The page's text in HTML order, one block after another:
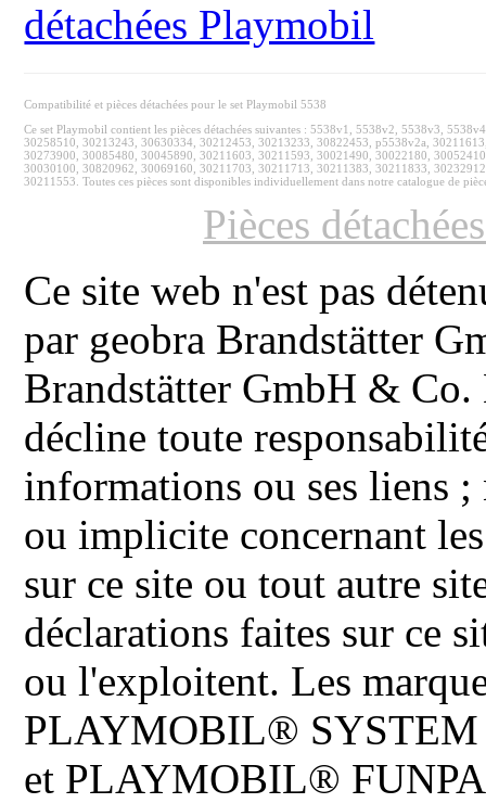
détachées Playmobil
Compatibilité et pièces détachées pour le set Playmobil 5538
Ce set Playmobil contient les pièces détachées suivantes : 5538v1, 5538v2, 5538v3,
30258510, 30213243, 30630334, 30212453, 30213233, 30822453, p5538v2a,
30273900, 30085480, 30045890, 30211603, 30211593, 30021490, 30022180,
30030100, 30820962, 30069160, 30211703, 30211713, 30211383, 30211833,
30211553. Toutes ces pièces sont disponibles individuellement dans notre catalogue de
Pièces
Ce site web n'est pas
par geobra Brandstätter
Brandstätter GmbH & Co.
décline toute
informations ou ses liens ;
ou implicite concernant
sur ce site ou tout autre
déclarations faites sur ce
ou l'exploitent. Les
PLAYMOBIL®
et PLAYMOBIL®